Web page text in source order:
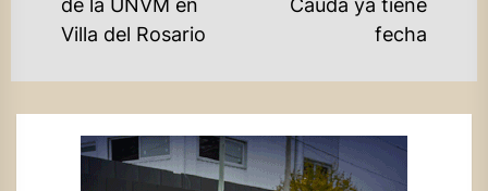
de la UNVM en
Villa del Rosario
Cauda ya tiene
fecha